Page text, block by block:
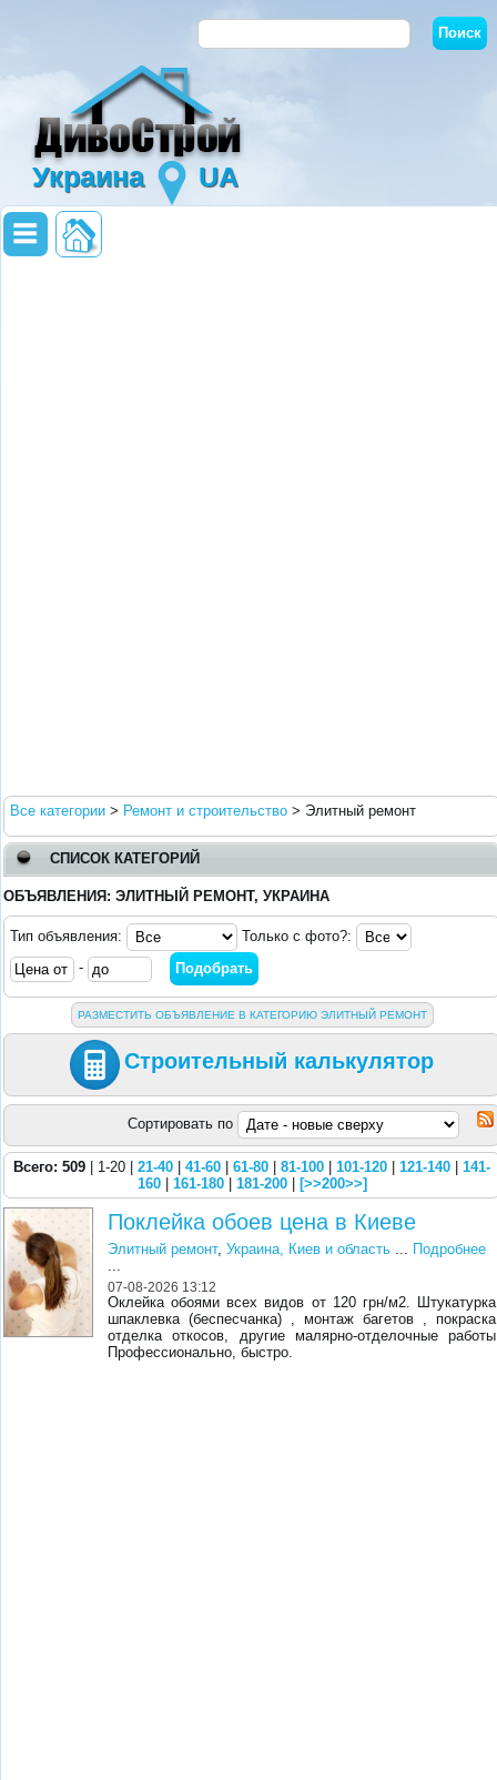
Украина UA
Все категории > Ремонт и строительство > Элитный ремонт
СПИСОК КАТЕГОРИЙ
ОБЪЯВЛЕНИЯ: ЭЛИТНЫЙ РЕМОНТ, УКРАИНА
Тип объявления:
Только с фото?:
-
РАЗМЕСТИТЬ ОБЪЯВЛЕНИЕ В КАТЕГОРИЮ ЭЛИТНЫЙ РЕМОНТ
Строительный калькулятор
Сортировать по
Всего: 509 | 1-20 | 21-40 41-60 61-80 81-100 101-120 121-140
141-
160| 161-180| 181-200| [>>200>>]
Поклейка обоев цена в Киеве
Элитный ремонт,Украина, Киев и область ... Подробнее
...
07-08-2026 13:12
Оклейка обоями всех видов от 120 грн/м2.
шпаклевка (беспесчанка) , монтаж багетов ,
отделка откосов, другие малярно-отделочные
Профессионально, быстро.